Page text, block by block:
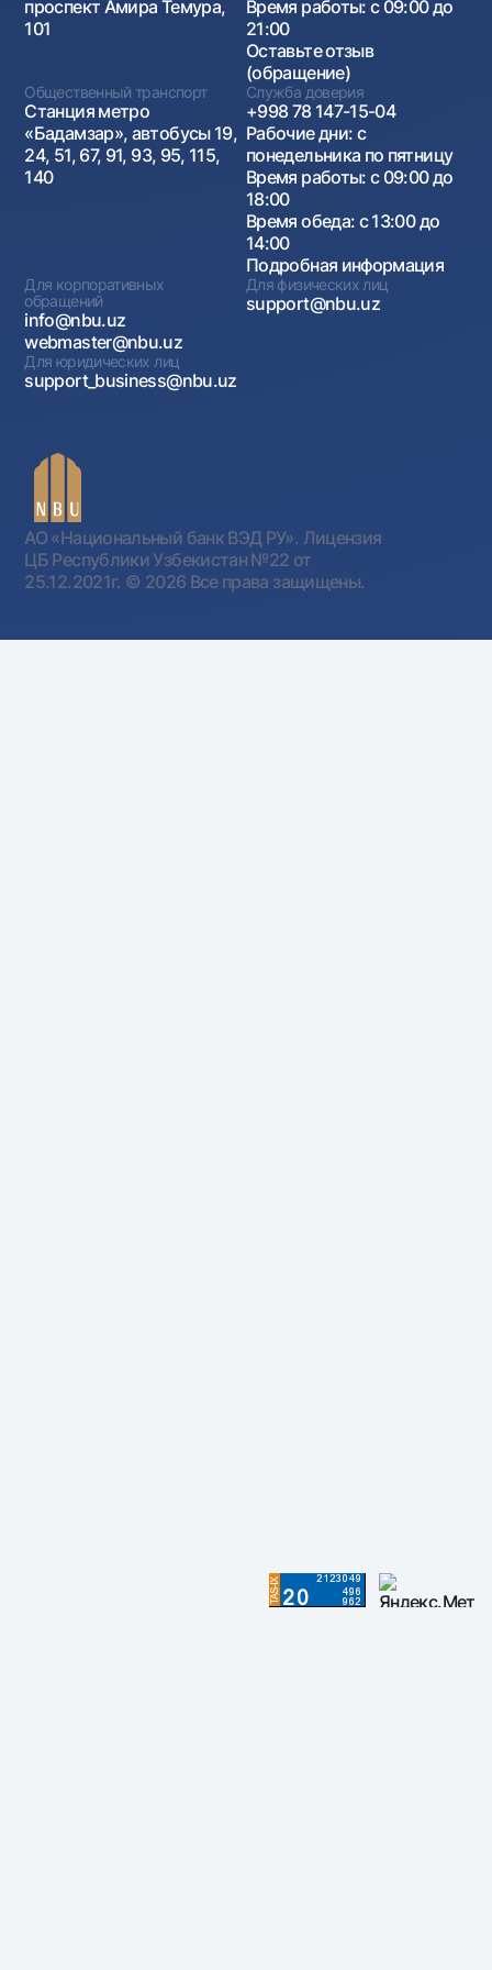
проспект Амира Темура,
101
Время работы: с 09:00 до
21:00
Оставьте отзыв
(обращение)
Общественный транспорт
Станция метро
«Бадамзар», автобусы 19,
24, 51, 67, 91, 93, 95, 115,
140
Служба доверия
+998 78 147-15-04
Рабочие дни: с
понедельника по пятницу
Время работы: с 09:00 до
18:00
Время обеда: с 13:00 до
14:00
Подробная информация
Для корпоративных
обращений
info@nbu.uz
webmaster@nbu.uz
Для физических лиц
support@nbu.uz
Для юридических лиц
support_business@nbu.uz
АО «Национальный банк ВЭД РУ». Лицензия
ЦБ Республики Узбекистан №22 от
25.12.2021г. © 2026 Все права защищены.